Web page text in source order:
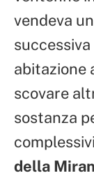
vendeva
abitazione
scovare
sostanza
della